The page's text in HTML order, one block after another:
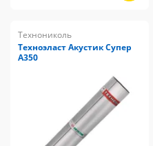
Технониколь
Техноэласт Акустик Супер
А350